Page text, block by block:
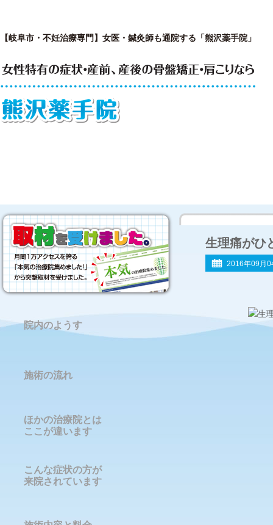
【岐阜市・不妊治療専門】女医・鍼灸師も通院する「熊沢薬手院」
生理痛がひ
2016年09月
院内のようす
施術の流れ
ほかの治療院とは
ここが違います
こんな症状の方が
来院されています